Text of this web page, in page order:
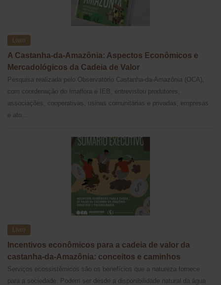
Livro
A Castanha-da-Amazônia: Aspectos Econômicos e
Mercadológicos da Cadeia de Valor
Pesquisa realizada pelo Observatório Castanha-da-Amazônia (OCA),
com coordenação do Imaflora e IEB, entrevistou produtores,
associações, cooperativas, usinas comunitárias e privadas, empresas
e ato...
Livro
Incentivos econômicos para a cadeia de valor da
castanha-da-Amazônia: conceitos e caminhos
Serviços ecossistêmicos são os benefícios que a natureza fornece
para a sociedade. Podem ser desde a disponibilidade natural da água